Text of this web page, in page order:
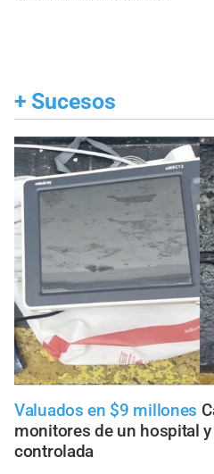
+ Sucesos
Valuados en $9 millones
monitores de un hospital
controlada